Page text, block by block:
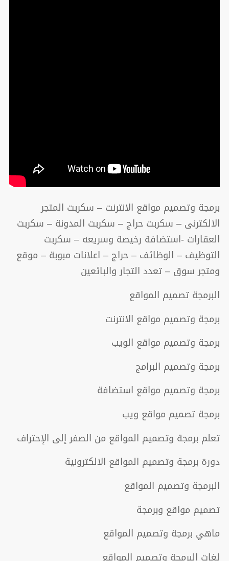
برمجة وتصميم مواقع الانترنت – سكربت المتجر
الالكترنى – سكربت حراج – سكربت المدونة – سكربت
العقارات -استضافة رخيصة وسريعه – سكربت
التوظيف – الوظائف – حراج – اعلانات مبوبة – موقع
ومتجر سوق – تعدد التجار والبائعين
البرمجة تصميم المواقع
برمجة وتصميم مواقع الانترنت
برمجة وتصميم مواقع الويب
برمجة وتصميم البرامج
برمجة وتصميم مواقع استضافة
برمجة تصميم مواقع ويب
تعلم برمجة وتصميم المواقع من الصفر إلى الإحتراف
دورة برمجة وتصميم المواقع الالكترونية
البرمجة وتصميم المواقع
تصميم مواقع وبرمجة
ماهي برمجة وتصميم المواقع
لغات البرمجة وتصميم المواقع